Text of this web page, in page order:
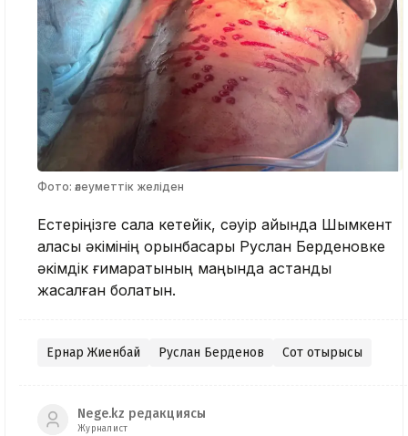
Фото: әлеуметтік желіден
Естеріңізге сала кетейік, сәуір айында Шымкент
қаласы әкімінің орынбасары Руслан Берденовке
әкімдік ғимаратының маңында қастандық
жасалған болатын.
Ернар Жиенбай Руслан Берденов Сот отырысы
Nege.kz редакциясы
Журналист